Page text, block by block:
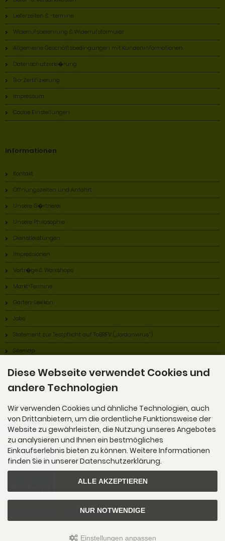
Lieferzeiten & -termine
Widerrufsbelehrung & Widerrufsformular
Allgemeine Geschäftsbedingungen mit Kundeninformationen
Datenschutzerkl�rung
Bio-Zertifizierung
Impressum
Cookie Einstellungen
Informationen
Kontakt
Öffnungszeiten und Anfahrt
Unsere G�rtnerei
Unsere Philosophie
Dienstleistungen
Impressionen
Vortr�ge & Workshops
Markt-Termine
Garten-Lexikon
Jobs
Statement zur Testpflicht auf ToBRFV („Jordanvirus“)
Sitemap
Alles Bio!
Wir sind Mitglied im Bioland Anbauverband.
Diese Webseite verwendet Cookies und
andere Technologien
Wir verwenden Cookies und ähnliche Technologien, auch
von Drittanbietern, um die ordentliche Funktionsweise der
Website zu gewährleisten, die Nutzung unseres Angebotes
zu analysieren und Ihnen ein bestmögliches
Einkaufserlebnis bieten zu können. Weitere Informationen
finden Sie in unserer Datenschutzerklärung.
ALLE AKZEPTIEREN
NUR NOTWENDIGE
Einstellungen anpassen